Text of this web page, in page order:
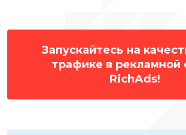
Запускайтесь на
трафике в рекламной
RichAds!